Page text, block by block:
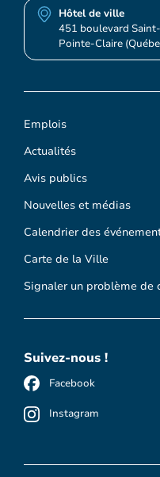
Emplois
Actualités
Avis publics
Nouvelles et médias
Calendrier des
Carte de la Ville
Signaler un problème de
Hôtel de ville
451 boulevard
Pointe-Claire
Suivez-nous !
Facebook
Instagram